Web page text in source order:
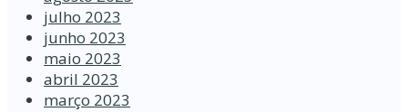
julho 2023
junho 2023
maio 2023
abril 2023
março 2023